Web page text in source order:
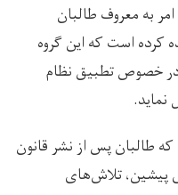
به معروف طالبان
کرده است که این گروه
خصوص تطبیق نظام
طالبان پس از نشر قانون
پیشین، تلاش‌های